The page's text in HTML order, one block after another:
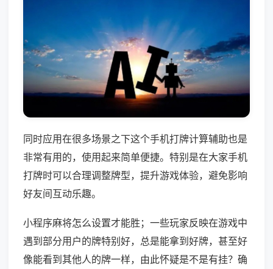
同时应用在很多场景之下这个手机打牌计算辅助也是
非常有用的，使用起来简单便捷。特别是在大家手机
打牌时可以合理调整牌型，提升游戏体验，避免影响
好友间互动乐趣。
小程序麻将怎么设置才能胜；一些玩家反映在游戏中
遇到部分用户的牌特别好，总是能拿到好牌，甚至好
像能看到其他人的牌一样，由此怀疑是不是有挂？确